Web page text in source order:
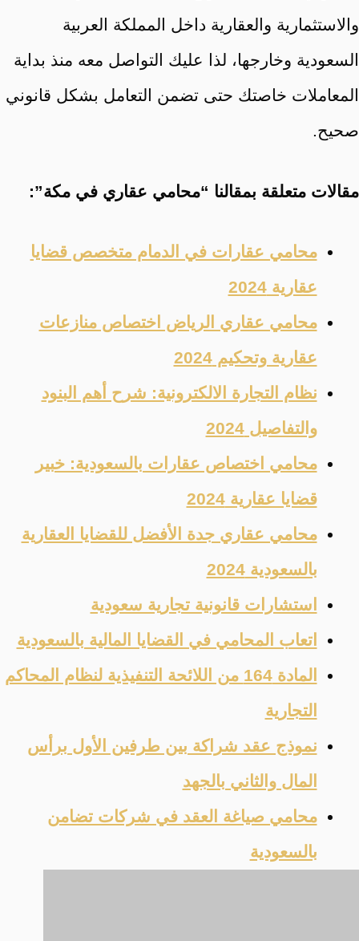
والاستثمارية والعقارية داخل المملكة العربية
السعودية وخارجها، لذا عليك التواصل معه منذ بداية
المعاملات خاصتك حتى تضمن التعامل بشكل قانوني
صحيح.
مقالات متعلقة بمقالنا “محامي عقاري في مكة”:
محامي عقارات في الدمام متخصص قضايا
عقارية 2024
محامي عقاري الرياض اختصاص منازعات
عقارية وتحكيم 2024
نظام التجارة الالكترونية: شرح أهم البنود
والتفاصيل 2024
محامي اختصاص عقارات بالسعودية: خبير
قضايا عقارية 2024
محامي عقاري جدة الأفضل للقضايا العقارية
بالسعودية 2024
استشارات قانونية تجارية سعودية
اتعاب المحامي في القضايا المالية بالسعودية
المادة 164 من اللائحة التنفيذية لنظام المحاكم
التجارية
نموذج عقد شراكة بين طرفين الأول برأس
المال والثاني بالجهد
محامي صياغة العقد في شركات تضامن
بالسعودية